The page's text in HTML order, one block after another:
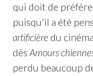
qui doit de
puisqu'il a été
artificière du
dès Amours
perdu beaucoup